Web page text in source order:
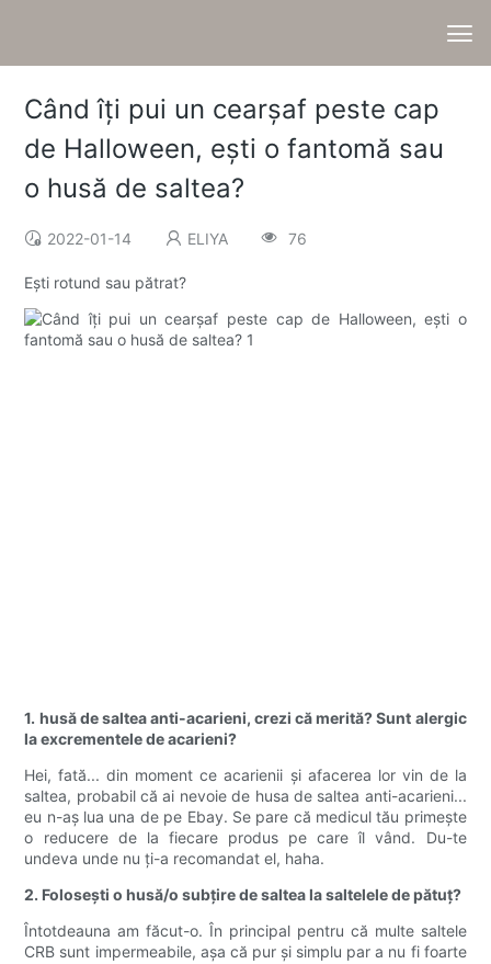
Când îți pui un cearșaf peste cap
de Halloween, ești o fantomă sau
o husă de saltea?
2022-01-14 ELIYA 76
Ești rotund sau pătrat?
1. husă de saltea anti-acarieni, crezi că merită? Sunt alergic
la excrementele de acarieni?
Hei, fată... din moment ce acarienii și afacerea lor vin de la
saltea, probabil că ai nevoie de husa de saltea anti-acarieni...
eu n-aș lua una de pe Ebay. Se pare că medicul tău primește
o reducere de la fiecare produs pe care îl vând. Du-te
undeva unde nu ți-a recomandat el, haha.
2. Folosești o husă/o subțire de saltea la saltelele de pătuț?
Întotdeauna am făcut-o. În principal pentru că multe saltele
CRB sunt impermeabile, așa că pur și simplu par a nu fi foarte